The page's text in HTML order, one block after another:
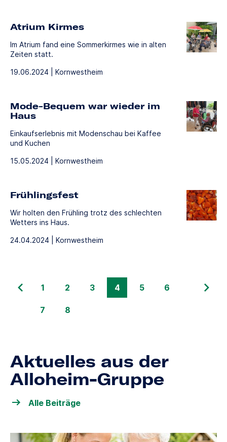
Atrium Kirmes
Im Atrium fand eine Sommerkirmes wie in alten
Zeiten statt.
19.06.2024 | Kornwestheim
Mode-Bequem war wieder im
Haus
Einkaufserlebnis mit Modenschau bei Kaffee
und Kuchen
15.05.2024 | Kornwestheim
Frühlingsfest
Wir holten den Frühling trotz des schlechten
Wetters ins Haus.
24.04.2024 | Kornwestheim
1 2 3 4 5 6
7 8
Aktuelles aus der
Alloheim-Gruppe
Alle Beiträge